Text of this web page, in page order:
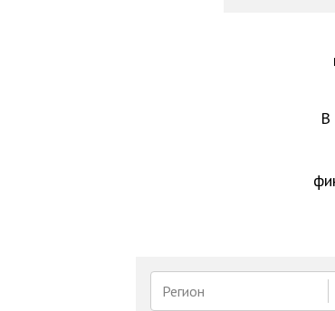
В
Регион